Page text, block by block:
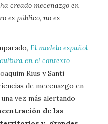
creado mecenazgo en
es público, no es
El modelo español
en el contexto
Rius y Santi
de mecenazgo en
vez más alertando
de las